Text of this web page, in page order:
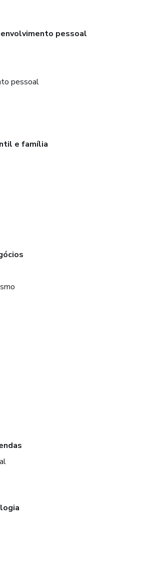
pessoal
pessoal
e família